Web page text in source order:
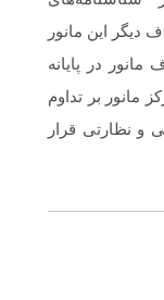
دیگر این مانور
در پایانه
مانور بر تداوم
و نظارتی قرار